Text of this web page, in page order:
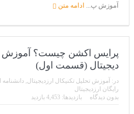
آموزش پ... ادامه متن
پرایس اکشن چیست؟ آموزش
دیجیتال (قسمت اول)
در: آموزش تحلیل تکنیکال ارزدیجیتال, دانشنامه
رایگان ارزدیجیتال
بدون دیدگاه
بازدیدها: 4,453 بازدید